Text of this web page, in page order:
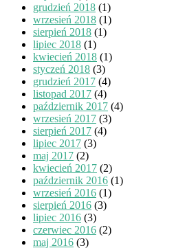
grudzień 2018 (1)
wrzesień 2018 (1)
sierpień 2018 (1)
lipiec 2018 (1)
kwiecień 2018 (1)
styczeń 2018 (3)
grudzień 2017 (4)
listopad 2017 (4)
październik 2017 (4)
wrzesień 2017 (3)
sierpień 2017 (4)
lipiec 2017 (3)
maj 2017 (2)
kwiecień 2017 (2)
październik 2016 (1)
wrzesień 2016 (1)
sierpień 2016 (3)
lipiec 2016 (3)
czerwiec 2016 (2)
maj 2016 (3)